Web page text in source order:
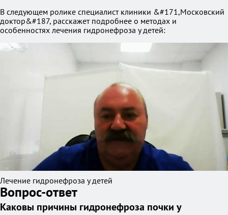
В следующем ролике специалист клиники &#171,Московский
доктор&#187, расскажет подробнее о методах и
особенностях лечения гидронефроза у детей:
Лечение гидронефроза у детей
Вопрос-ответ
Каковы причины гидронефроза почки у